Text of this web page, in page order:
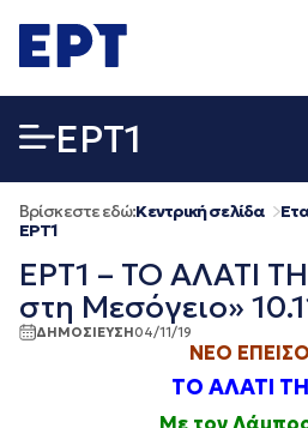
σε
περιεχόμενο
EΡΤ1
Βρίσκεστε εδώ:Κεντρική σελίδα
EΡΤ1
ΕΡΤ1 – ΤΟ ΑΛΑΤΙ
στη Μεσόγειο»
ΔΗΜΟΣΙΕΥΣΗ04/11/19
ΝΕΟ
ΤΟ ΑΛΑΤΙ
Με τον